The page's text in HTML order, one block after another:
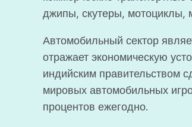
джипы, скутеры, мотоциклы,
Автомобильный сектор
отражает экономическую
индийским правительством
мировых автомобильных
процентов ежегодно.